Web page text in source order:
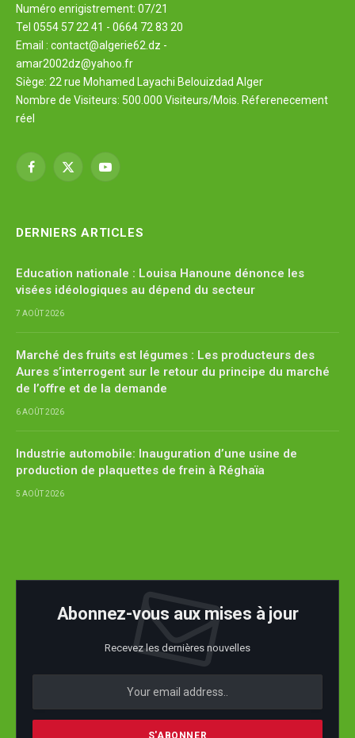
Numéro enrigistrement: 07/21
Tel 0554 57 22 41 - 0664 72 83 20
Email : contact@algerie62.dz -
amar2002dz@yahoo.fr
Siège: 22 rue Mohamed Layachi Belouizdad Alger
Nombre de Visiteurs: 500.000 Visiteurs/Mois. Réferenecement
réel
Facebook
X
YouTube
DERNIERS ARTICLES
Education nationale : Louisa Hanoune dénonce les
visées idéologiques au dépend du secteur
7 AOÛT 2026
Marché des fruits est légumes : Les producteurs des
Aures s’interrogent sur le retour du principe du marché
de l’offre et de la demande
6 AOÛT 2026
Industrie automobile: Inauguration d’une usine de
production de plaquettes de frein à Réghaïa
5 AOÛT 2026
Abonnez-vous aux mises à jour
Recevez les dernières nouvelles